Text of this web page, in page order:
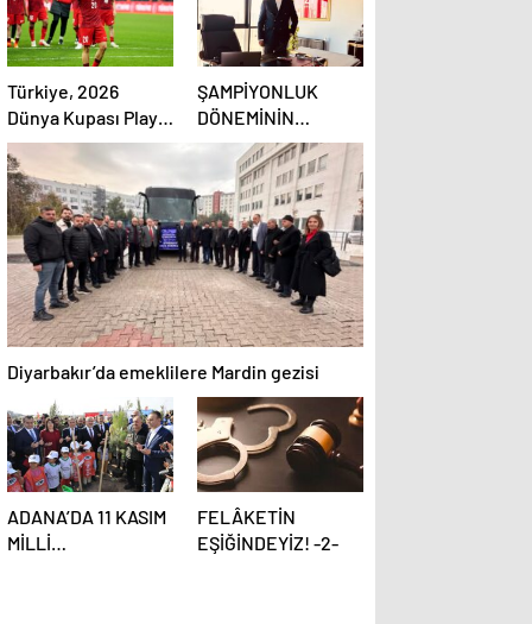
Türkiye, 2026
Dünya Kupası Play-
off Finaline
Yükseldi!
ŞAMPİYONLUK
DÖNEMİNİN
ASBAŞKANI
KONUŞTU:
DİYARBEKİRSPOR
SAHİPSİZ
KALMAMALI
Diyarbakır’da emeklilere Mardin gezisi
ADANA’DA 11 KASIM
MİLLİ
FELÂKETİN
EŞİĞİNDEYİZ! -2-